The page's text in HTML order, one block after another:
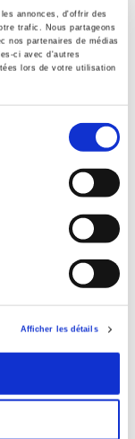
annonces, d'offrir des
trafic. Nous partageons
nos partenaires de médias
ci avec d'autres
lors de votre utilisation
Afficher les détails